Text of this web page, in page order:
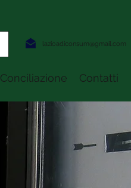
lazioadiconsum@gmail.com
Conciliazione Contatti